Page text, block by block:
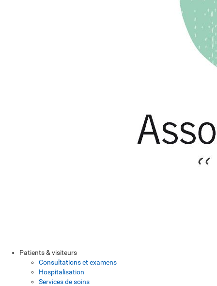
Patients & visiteurs
Consultations et examens
Hospitalisation
Services de soins